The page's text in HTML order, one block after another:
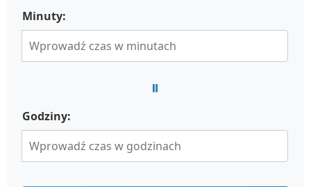
Minuty:
Godziny: